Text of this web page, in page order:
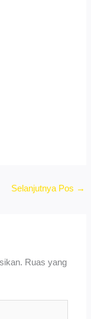
Selanjutnya Pos →
Ruas yang